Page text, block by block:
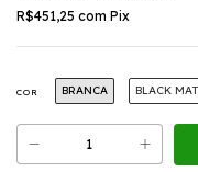
R$451,25 com Pix
COR BRANCA BLACK